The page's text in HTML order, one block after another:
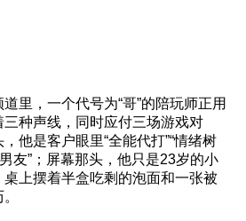
里，一个代号为“哥”的陪玩师正用
三种声线，同时应付三场游戏对
他是客户眼里“全能代打”“情绪树
友”；屏幕那头，他只是23岁的小
上摆着半盒吃剩的泡面和一张被